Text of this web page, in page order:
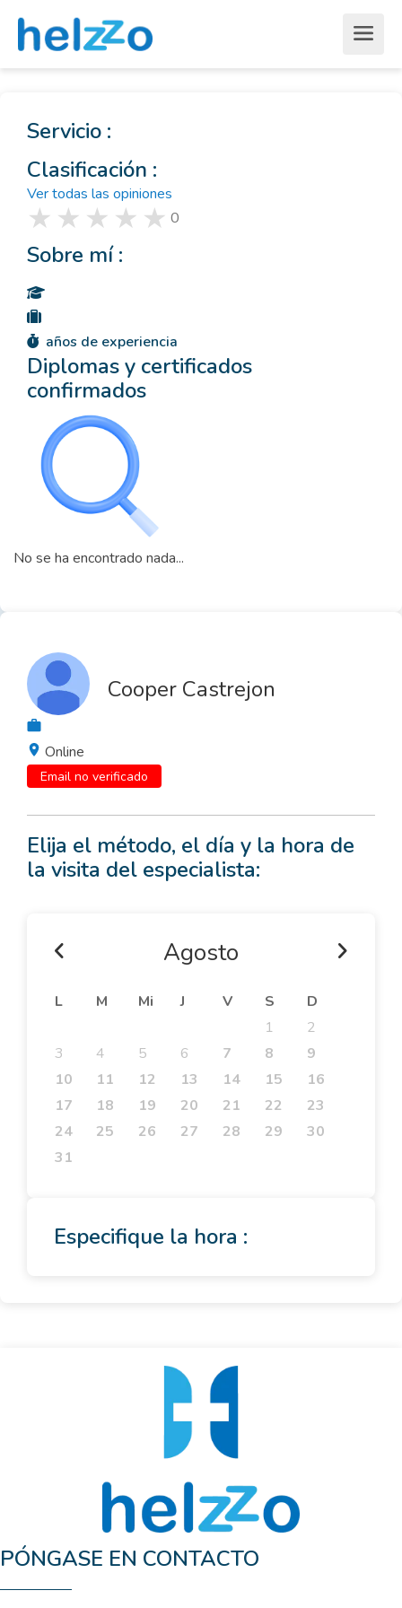
Servicio :
Clasificación :
Ver todas las opiniones
0
Sobre mí :
años de experiencia
Diplomas y certificados
confirmados
No se ha encontrado nada...
Cooper Castrejon
Online
Email no verificado
Elija el método, el día y la hora de
la visita del especialista:
Agosto
L M Mi J V S
D
1
2
3
4 5 6 7 8
9
10
11 12 13 14 15
16
17
18 19 20 21 22
23
24
25 26 27 28 29
30
31
Especifique la hora :
PÓNGASE EN CONTACTO